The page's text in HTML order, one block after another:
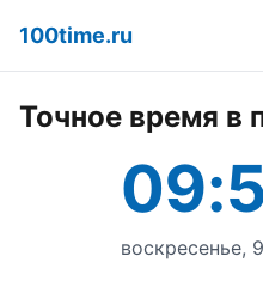
100time.ru
Точное время в
воскресенье,